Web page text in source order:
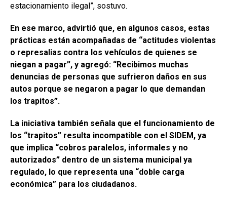
estacionamiento ilegal”, sostuvo.
En ese marco, advirtió que, en algunos casos, estas
prácticas están acompañadas de “actitudes violentas
o represalias contra los vehículos de quienes se
niegan a pagar”, y agregó: “Recibimos muchas
denuncias de personas que sufrieron daños en sus
autos porque se negaron a pagar lo que demandan
los trapitos”.
La iniciativa también señala que el funcionamiento de
los “trapitos” resulta incompatible con el SIDEM, ya
que implica “cobros paralelos, informales y no
autorizados” dentro de un sistema municipal ya
regulado, lo que representa una “doble carga
económica” para los ciudadanos.